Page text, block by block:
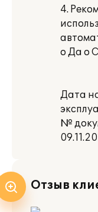
4.
o Да o
Дата
№
Отзыв